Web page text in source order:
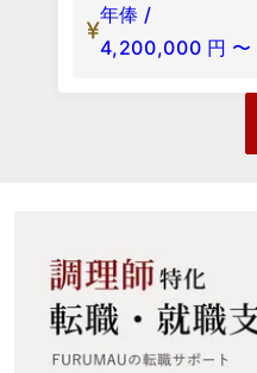
年俸 /
4,200,000 円 〜